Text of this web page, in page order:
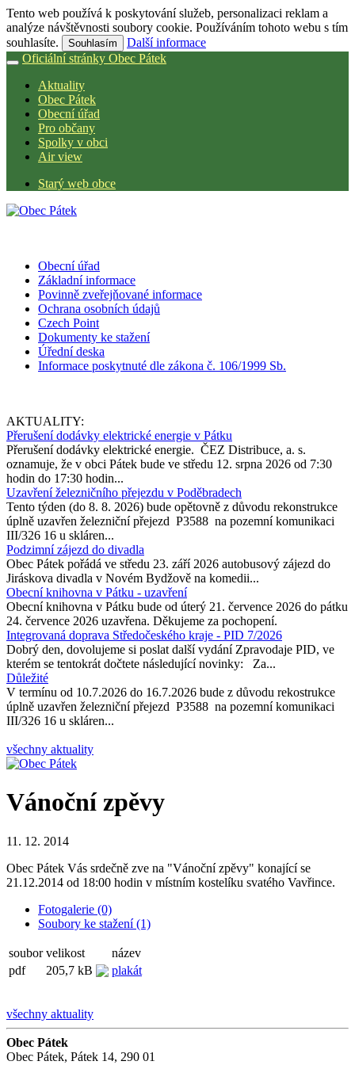
Tento web používá k poskytování služeb, personalizaci reklam a
analýze návštěvnosti soubory cookie. Používáním tohoto webu s tím
souhlasíte.
Souhlasím
Další informace
Oficiální stránky Obec Pátek
Aktuality
Obec Pátek
Obecní úřad
Pro občany
Spolky v obci
Air view
Starý web obce
Obecní úřad
Základní informace
Povinně zveřejňované informace
Ochrana osobních údajů
Czech Point
Dokumenty ke stažení
Úřední deska
Informace poskytnuté dle zákona č. 106/1999 Sb.
AKTUALITY:
Přerušení dodávky elektrické energie v Pátku
Přerušení dodávky elektrické energie. ČEZ Distribuce, a. s.
oznamuje, že v obci Pátek bude ve středu 12. srpna 2026 od 7:30
hodin do 17:30 hodin...
Uzavření železničního přejezdu v Poděbradech
Tento týden (do 8. 8. 2026) bude opětovně z důvodu rekonstrukce
úplně uzavřen železniční přejezd P3588 na pozemní komunikaci
III/326 16 u skláren...
Podzimní zájezd do divadla
Obec Pátek pořádá ve středu 23. září 2026 autobusový zájezd do
Jiráskova divadla v Novém Bydžově na komedii...
Obecní knihovna v Pátku - uzavření
Obecní knihovna v Pátku bude od úterý 21. července 2026 do pátku
24. července 2026 uzavřena. Děkujeme za pochopení.
Integrovaná doprava Středočeského kraje - PID 7/2026
Dobrý den, dovolujeme si poslat další vydání Zpravodaje PID, ve
kterém se tentokrát dočtete následující novinky: Za...
Důležité
V termínu od 10.7.2026 do 16.7.2026 bude z důvodu rekostrukce
úplně uzavřen železniční přejezd P3588 na pozemní komunikaci
III/326 16 u skláren...
všechny aktuality
Vánoční zpěvy
11. 12. 2014
Obec Pátek Vás srdečně zve na "Vánoční zpěvy" konající se
21.12.2014 od 18:00 hodin v místním kostelíku svatého Vavřince.
Fotogalerie (0)
Soubory ke stažení (1)
soubor velikost
název
pdf
205,7 kB plakát
všechny aktuality
Obec Pátek
Obec Pátek, Pátek 14, 290 01